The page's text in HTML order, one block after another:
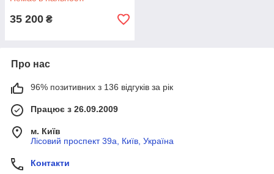
35 200 ₴
Про нас
96% позитивних з 136 відгуків за рік
Працює з 26.09.2009
м. Київ
Лісовий проспект 39а, Київ, Україна
Контакти